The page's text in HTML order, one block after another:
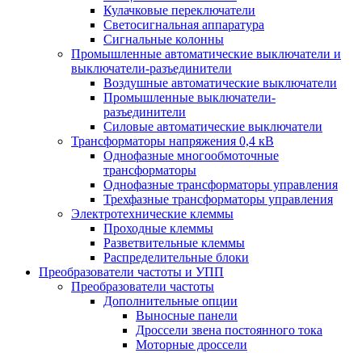
Кулачковые переключатели
Светосигнальная аппаратура
Сигнальные колонны
Промышленные автоматические выключатели и
выключатели-разъединители
Воздушные автоматические выключатели
Промышленные выключатели-
разъединители
Силовые автоматические выключатели
Трансформаторы напряжения 0,4 кВ
Однофазные многообмоточные
трансформаторы
Однофазные трансформаторы управления
Трехфазные трансформаторы управления
Электротехнические клеммы
Проходные клеммы
Разветвительные клеммы
Распределительные блоки
Преобразователи частоты и УПП
Преобразователи частоты
Дополнительные опции
Выносные панели
Дроссели звена постоянного тока
Моторные дроссели